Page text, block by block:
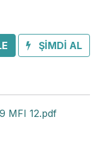
ŞİMDİ AL
MFI 12.pdf